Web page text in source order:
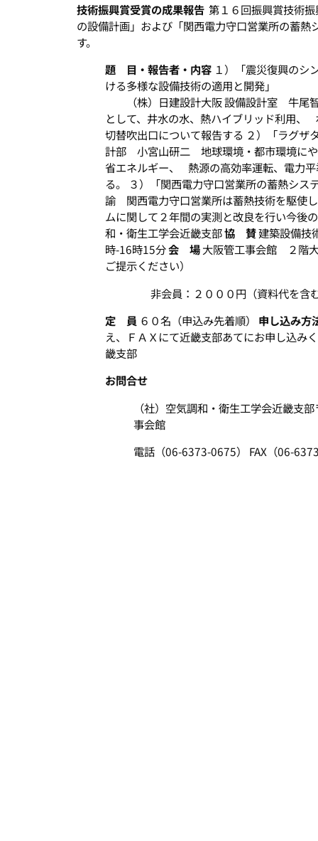
技術振興賞受賞の成果報告 第１６回振興賞技術
の設備計画」および「関西電力守口営業所の蓄
す。
題 目・報告者・内容 １）「震災復興のシ
ける多様な設備技術の適用と開発」
（株）日建設計大阪 設備設計室 牛尾
として、井水の水、熱ハイブリッド利用
切替吹出口について報告する ２）「ラグ
計部 小宮山研二 地球環境・都市環境にや
省エネルギー、 熱源の高効率運転、電力
る。 ３）「関西電力守口営業所の蓄熱
諭 関西電力守口営業所は蓄熱技術を駆使
ムに関して２年間の実測と改良を行い今
和・衛生工学会近畿支部協 賛建築設備技
時-16時15分会 場大阪管工事会館 ２階
ご提示ください）
非会員：２０００円（資料代を含
定 員 ６０名（申込み先着順） 申し込み方
え、ＦＡＸにて近畿支部あてにお申し込み
畿支部
お問合せ
（社）空気調和・衛生工学会近畿
事会館
電話（06-6373-0675） FAX（06-